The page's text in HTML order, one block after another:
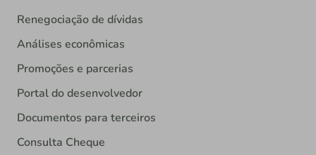
Renegociação de dívidas
Análises econômicas
Promoções e parcerias
Portal do desenvolvedor
Documentos para terceiros
Consulta Cheque